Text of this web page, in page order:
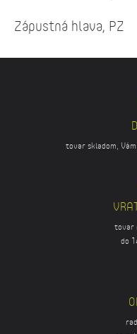
Zápustná hlava, PZ
tovar skladom,
tovar
do